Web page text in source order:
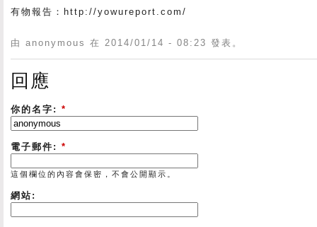
有物報告：http://yowureport.com/
由 anonymous 在 2014/01/14 - 08:23 發表。
回應
你的名字: *
電子郵件: *
這個欄位的內容會保密，不會公開顯示。
網站: